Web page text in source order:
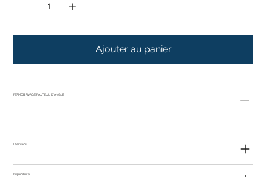
Ajouter au panier
FERMOB RIVAGE FAUTEUIL D'ANGLE
Fabricant
Disponibilité